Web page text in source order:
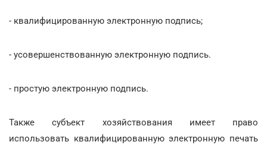
- квалифицированную электронную подпись;
- усовершенствованную электронную подпись.
- простую электронную подпись.
Также субъект хозяйствования имеет право
использовать квалифицированную электронную печать